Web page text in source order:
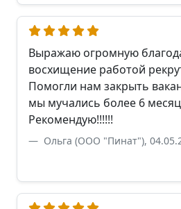
Выражаю огромную
восхищение работой
Помогли нам закрыть
мы мучались более 6
Рекомендую!!!!!!
Ольга (ООО "Пинат"),